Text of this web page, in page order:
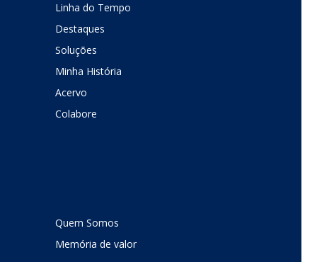
Linha do Tempo
Destaques
Soluções
Minha História
Acervo
Colabore
Quem Somos
Memória de valor